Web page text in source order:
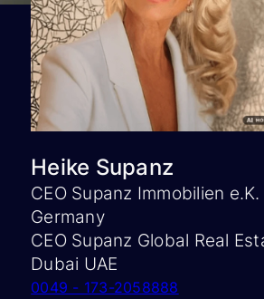
Heike Supanz
CEO Supanz Immobilien
Germany
CEO Supanz Global Real
Dubai UAE
0049 - 173-2058888